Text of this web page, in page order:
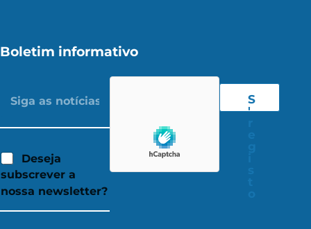
Boletim informativo
Deseja
subscrever a
nossa newsletter?
S
'